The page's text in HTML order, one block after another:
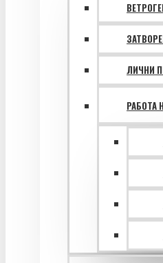
ЛИЧНИ
РАБОТА